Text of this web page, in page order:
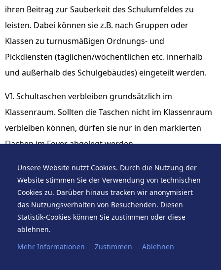
ihren Beitrag zur Sauberkeit des Schulumfeldes zu
leisten. Dabei können sie z.B. nach Gruppen oder
Klassen zu turnusmäßigen Ordnungs- und
Pickdiensten (täglichen/wöchentlichen etc. innerhalb
und außerhalb des Schulgebäudes) eingeteilt werden.
VI. Schultaschen verbleiben grundsätzlich im
Klassenraum. Sollten die Taschen nicht im Klassenraum
verbleiben können, dürfen sie nur in den markierten
Flächen im Foyer abgelegt werden.
F. Sicherheit & Gesundheit
I. Auf dem Schulweg und im Schulbereich verhalten sich
die Schüler:innen so, dass niemand geschädigt,
gefährdet, behindert oder belästigt wird.
Unsere Website nutzt Cookies. Durch die Nutzung der
Website stimmen Sie der Verwendung von technischen
Cookies zu. Darüber hinaus tracken wir anonymisiert
das Nutzungsverhalten von Besuchenden. Diesen
Statistik-Cookies können Sie zustimmen oder diese
ablehnen.
Mehr Informationen
Zustimmen Ablehnen